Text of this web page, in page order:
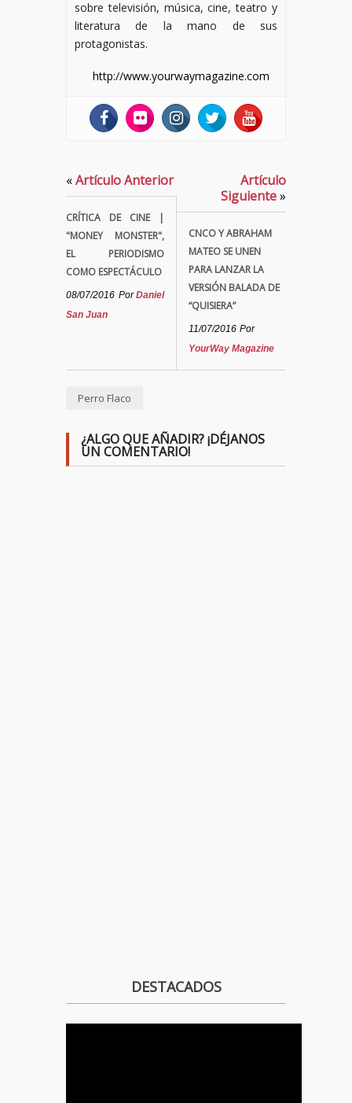
sobre televisión, música, cine, teatro y
literatura de la mano de sus
protagonistas.
http://www.yourwaymagazine.com
«Artículo Anterior
CRÍTICA DE CINE |
"MONEY MONSTER",
EL PERIODISMO
COMO ESPECTÁCULO
08/07/2016 PorDaniel
San Juan
Artículo
Siguiente»
CNCO Y ABRAHAM
MATEO SE UNEN
PARA LANZAR LA
VERSIÓN BALADA DE
“QUISIERA”
11/07/2016 Por
YourWay Magazine
Perro Flaco
¿ALGO QUE AÑADIR? ¡DÉJANOS
UN COMENTARIO!
DESTACADOS